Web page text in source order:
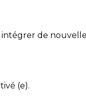
de
(e).